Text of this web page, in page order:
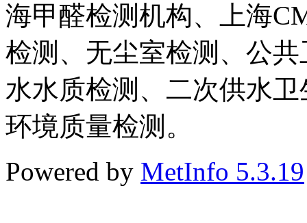
海甲醛检测机构、上海
检测、无尘室检测、公
水水质检测、二次供水
环境质量检测。
Powered by MetInfo 5.3.19